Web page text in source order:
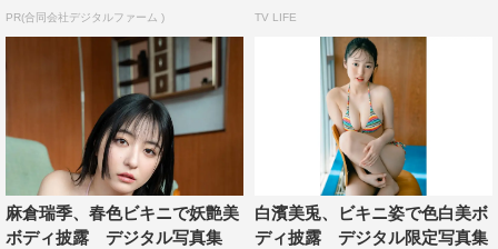
PR(合同会社デジタルファーム ) TV LIFE
麻倉瑞季、春色ビキニで妖艶美
ボディ披露 デジタル写真集
白濱美兎、ビキニ姿で色白美ボ
ディ披露 デジタル限定写真集